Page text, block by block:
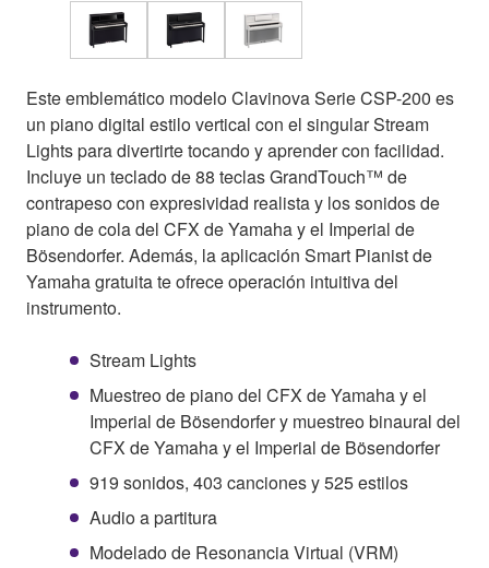
Este emblemático modelo Clavinova Serie CSP-200 es
un piano digital estilo vertical con el singular Stream
Lights para divertirte tocando y aprender con facilidad.
Incluye un teclado de 88 teclas GrandTouch™ de
contrapeso con expresividad realista y los sonidos de
piano de cola del CFX de Yamaha y el Imperial de
Bösendorfer. Además, la aplicación Smart Pianist de
Yamaha gratuita te ofrece operación intuitiva del
instrumento.
Stream Lights
Muestreo de piano del CFX de Yamaha y el
Imperial de Bösendorfer y muestreo binaural del
CFX de Yamaha y el Imperial de Bösendorfer
919 sonidos, 403 canciones y 525 estilos
Audio a partitura
Modelado de Resonancia Virtual (VRM)